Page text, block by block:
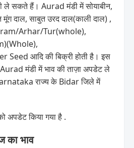
ले सकते हैं। Aurad मंडी में सोयाबीन,
दाल, साबुत उरद दाल(काली दाल) ,
Arhar/Tur(whole),
आदि की बिक्री होती है। इस
मंडी में भाव की ताज़ा अपडेट ले
राज्य के Bidar जिले में
अपडेट किया गया है .
का भाव